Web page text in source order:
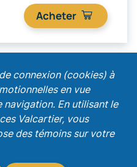
Acheter
connexion (cookies) à
en vue
En utilisant le
Valcartier, vous
des témoins sur votre